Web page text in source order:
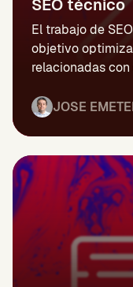
SEO técnico
El trabajo de
objetivo
relacionadas con
JOSE